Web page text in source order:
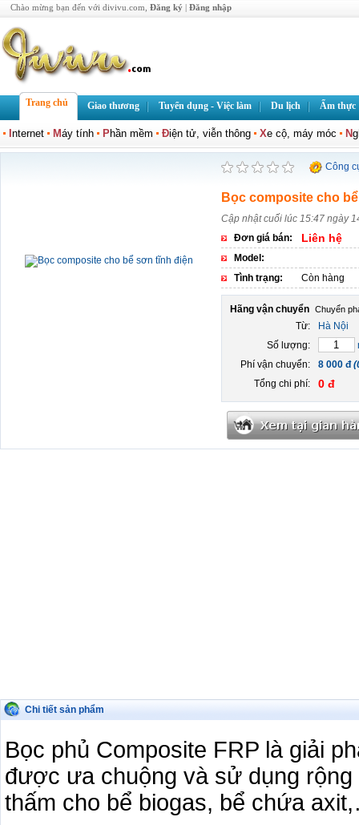
Chào mừng bạn đến với divivu.com, Đăng ký | Đăng nhập
Trang chủ Giao thương Tuyển dụng - Việc làm Du lịch Ẩm thực
nternet Máy tính Phần mềm Điện tử, viễn thông Xe cộ, máy móc N
Công
Bọc composite cho
Cập nhật cuối lúc 15:47 ngày
Đơn giá bán:
Liên hệ
Model:
Tình trạng:
Còn hàng
Hãng vận chuyển
Từ:
Hà Nội
Số lượng:
Phí vận chuyển:
8 000 đ
Tổng chi phí:
0 đ
Chi tiết sản phẩm
Bọc phủ Composite FRP là giải
được ưa chuộng và sử dụng
thấm cho bể biogas, bể chứa